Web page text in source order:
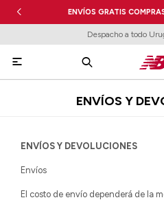
ENVÍOS GRATIS
Despacho a todo

ENVÍOS Y
ENVÍOS Y DEVOLUCIONES
Envíos
El costo de envío dependerá de la